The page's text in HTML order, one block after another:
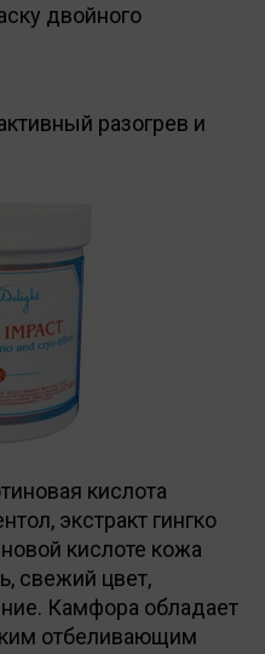
двойного
разогрев и
кислота
экстракт гингко
кислоте кожа
свежий цвет,
Камфора обладает
отбеливающим